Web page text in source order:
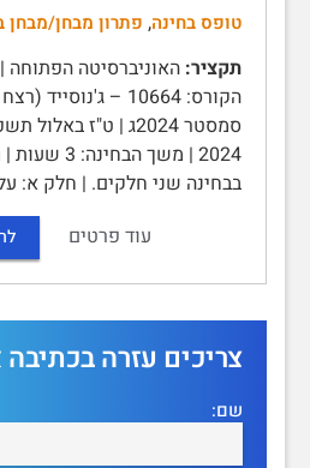
טופס בחינה, פתרון מבחן/מבחן
תקציר: האוניברסיטה הפתוחה
2024 | משך
בבחינה שני חלקים. | חלק א:
עוד פרטים
צריכים עזרה
שם: